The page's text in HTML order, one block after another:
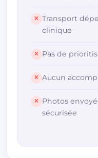
Transport
clinique
Pas de
Aucun
Photos
sécurisée